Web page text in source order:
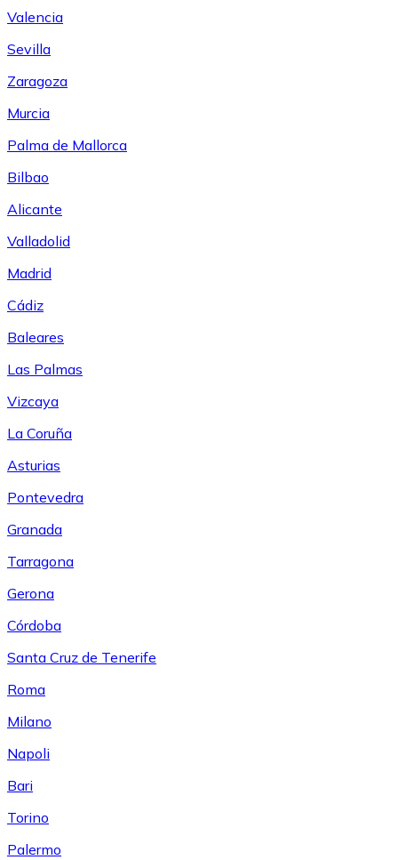
Valencia
Sevilla
Zaragoza
Murcia
Palma de Mallorca
Bilbao
Alicante
Valladolid
Madrid
Cádiz
Baleares
Las Palmas
Vizcaya
La Coruña
Asturias
Pontevedra
Granada
Tarragona
Gerona
Córdoba
Santa Cruz de Tenerife
Roma
Milano
Napoli
Bari
Torino
Palermo